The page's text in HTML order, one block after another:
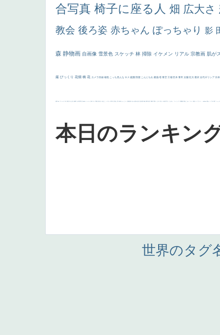
合写真 椅子に座る人 畑 広大さ
教会 後ろ姿 赤ちゃん ぽっちゃり 影
森 静物画 自画像 雪景色 スケッチ 林 掃除 イケメン リアル 宗教画 肌が
厳 びっくり 花畑 橋 花 カメラ目線 補色 こっち見んな キス 庭園 部屋 こんにちわ 素描 塔 青空 工場 巨木 青年 太陽 壮大 着衣 古代ギリシア 日
画質 last ヴィーナス 剣 白人少女 食事中 山本芳翠 麦 alciato ハーレム 女神 ローマ教皇 奥行き 火起こし シスター 東方の三博士 114514 かっこいい 受胎告知 天から覗き込む顔 設計図 挿絵 群衆 親子 裸婦 可愛い ピサロ ＃名画で学ぶ「たるみ」 ニーソックス 躍動感 黄色 こわい コート 畦道 レンブラント・ sekkusu 暖かい バブみ 靴下 ショッ
本日のランキン
世界のタグ